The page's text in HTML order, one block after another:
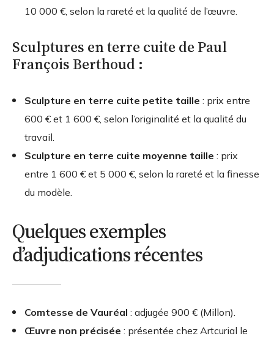
10 000 €, selon la rareté et la qualité de l’œuvre.
Sculptures en terre cuite de Paul
François Berthoud :
Sculpture en terre cuite petite taille : prix entre
600 € et 1 600 €, selon l’originalité et la qualité du
travail.
Sculpture en terre cuite moyenne taille : prix
entre 1 600 € et 5 000 €, selon la rareté et la finesse
du modèle.
Quelques exemples
d’adjudications récentes
Comtesse de Vauréal : adjugée 900 € (Millon).
Œuvre non précisée : présentée chez Artcurial le